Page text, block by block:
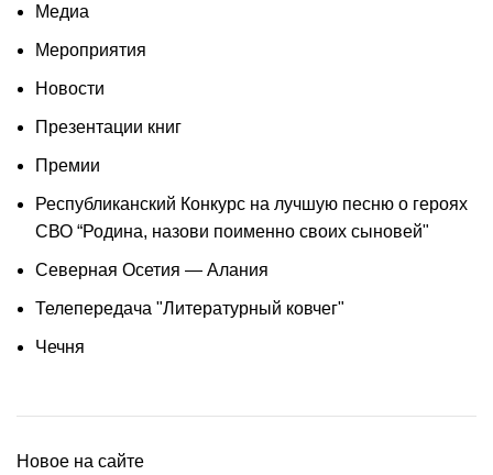
Медиа
Мероприятия
Новости
Презентации книг
Премии
Республиканский Конкурс на лучшую песню о героях
СВО “Родина, назови поименно своих сыновей"
Северная Осетия — Алания
Телепередача "Литературный ковчег"
Чечня
Новое на сайте